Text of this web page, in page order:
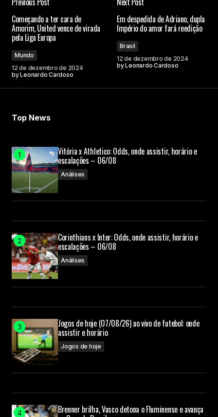
Começando a ter cara de
Amorim, United vence de virada
pela Liga Europa
Mundo
12 de dezembro de 2024
byLeonardo Cardoso
Em despedida de Adriano, dupla
Império do amor fará reedição
Brasil
12 de dezembro de 2024
byLeonardo Cardoso
Top News
Vitória x Athletico: Odds, onde assistir, horário e
escalações – 06/08
Análises
Corinthians x Inter: Odds, onde assistir, horário e
escalações – 06/08
Análises
Jogos de hoje (07/08/26) ao vivo de futebol: onde
assistir e horário
Jogos de hoje
Brenner brilha, Vasco detona o Fluminense e avança